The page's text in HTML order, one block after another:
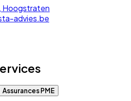
Hoogstraten
advies.be
Assurances PME